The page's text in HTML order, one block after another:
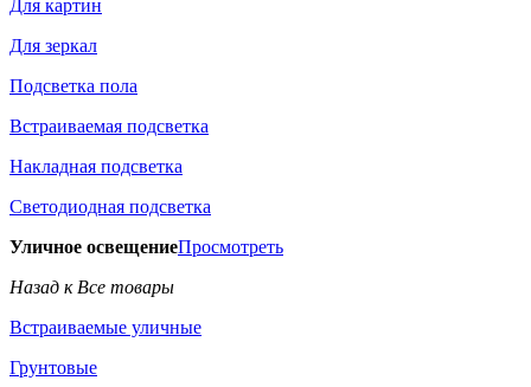
Для картин
Для зеркал
Подсветка пола
Встраиваемая подсветка
Накладная подсветка
Светодиодная подсветка
Уличное освещениеПросмотреть
Назад к Все товары
Встраиваемые уличные
Грунтовые